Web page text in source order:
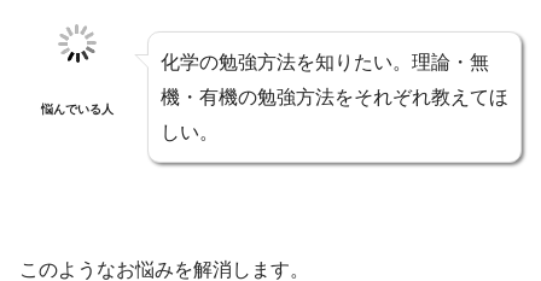
悩んでいる人
化学の勉強方法を知りたい。理論・無
機・有機の勉強方法をそれぞれ教えてほ
しい。
このようなお悩みを解消します。